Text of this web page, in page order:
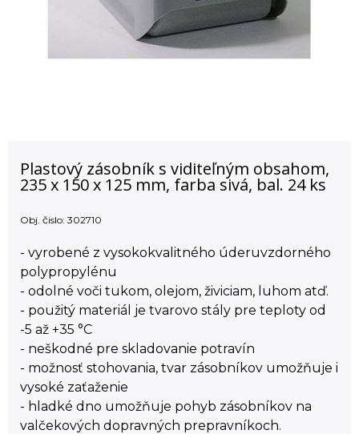
Plastový zásobník s viditeľným obsahom,
235 x 150 x 125 mm, farba sivá, bal. 24 ks
Obj. čislo: 302710
- vyrobené z vysokokvalitného úderuvzdorného
polypropylénu
- odolné voči tukom, olejom, živiciam, luhom atď.
- použitý materiál je tvarovo stály pre teploty od
-5 až +35 °C
- neškodné pre skladovanie potravín
- možnosť stohovania, tvar zásobníkov umožňuje i
vysoké zaťaženie
- hladké dno umožňuje pohyb zásobníkov na
valčekových dopravných prepravníkoch.